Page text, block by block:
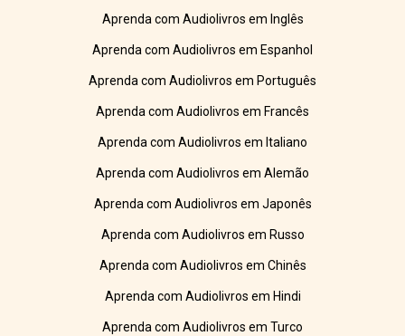
Aprenda com Audiolivros em Inglês
Aprenda com Audiolivros em Espanhol
Aprenda com Audiolivros em Português
Aprenda com Audiolivros em Francês
Aprenda com Audiolivros em Italiano
Aprenda com Audiolivros em Alemão
Aprenda com Audiolivros em Japonês
Aprenda com Audiolivros em Russo
Aprenda com Audiolivros em Chinês
Aprenda com Audiolivros em Hindi
Aprenda com Audiolivros em Turco